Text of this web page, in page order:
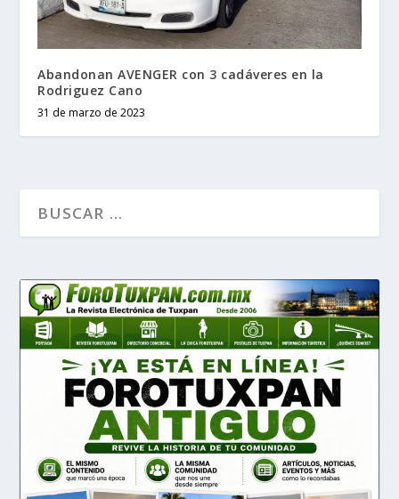
Abandonan AVENGER con 3 cadáveres en la
Rodriguez Cano
31 de marzo de 2023